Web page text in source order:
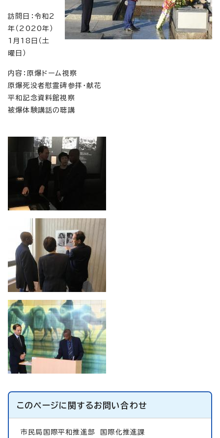
訪問日：令和2
年（2020年）
1月18日（土
曜日）
内容：原爆ドーム視察
原爆死没者慰霊碑参拝・献花
平和記念資料館視察
被爆体験講話の聴講
このページに関するお問い合わせ
市民局国際平和推進部
国際化推進課